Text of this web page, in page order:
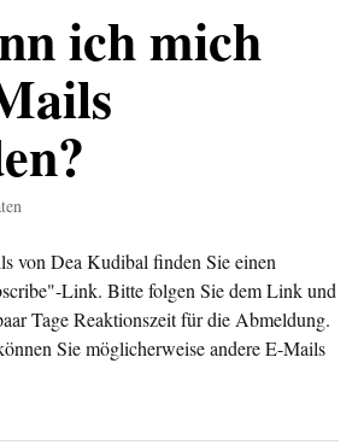
ich mich
von Dea Kudibal finden Sie einen
Link. Bitte folgen Sie dem Link und
Tage Reaktionszeit für die Abmeldung.
Sie möglicherweise andere E-Mails